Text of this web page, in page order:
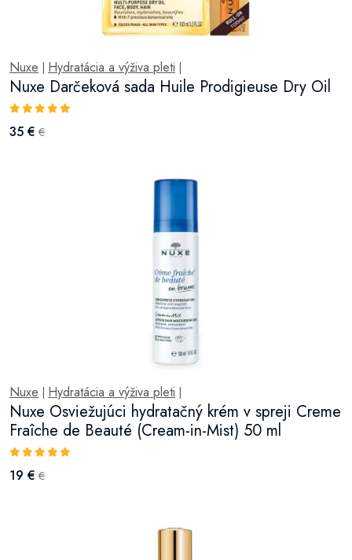
Nuxe Hydratácia a výživa pleti
Nuxe Darčeková sada Huile Prodigieuse Dry Oil
35 € €
Nuxe Hydratácia a výživa pleti
Nuxe Osviežujúci hydratačný krém v spreji Creme
Fraîche de Beauté (Cream-in-Mist) 50 ml
19 € €